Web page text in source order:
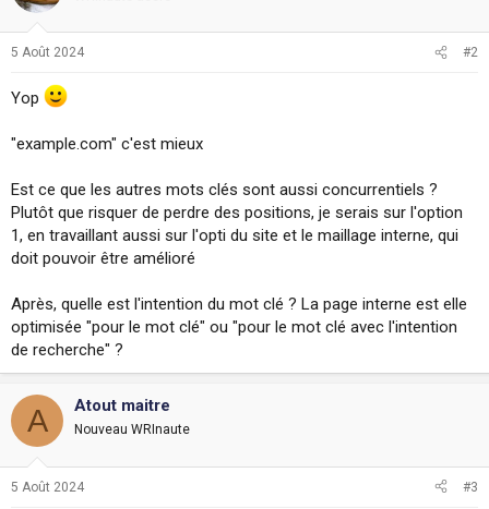
5 Août 2024 #2
Yop
"example.com" c'est mieux
Est ce que les autres mots clés sont aussi concurrentiels ?
Plutôt que risquer de perdre des positions, je serais sur l'option
1, en travaillant aussi sur l'opti du site et le maillage interne, qui
doit pouvoir être amélioré
Après, quelle est l'intention du mot clé ? La page interne est elle
optimisée "pour le mot clé" ou "pour le mot clé avec l'intention
de recherche" ?
A Atout maitre
Nouveau WRInaute
5 Août 2024 #3